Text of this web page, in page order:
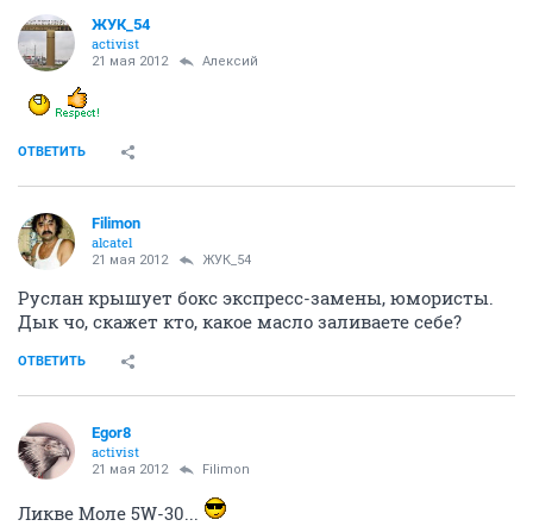
ЖУК_54
activist
21 мая 2012 Алексий
ОТВЕТИТЬ
Filimon
alcatel
21 мая 2012 ЖУК_54
Руслан крышует бокс экспресс-замены, юмористы.
Дык чо, скажет кто, какое масло заливаете себе?
ОТВЕТИТЬ
Egor8
activist
21 мая 2012 Filimon
Ликве Моле 5W-30...